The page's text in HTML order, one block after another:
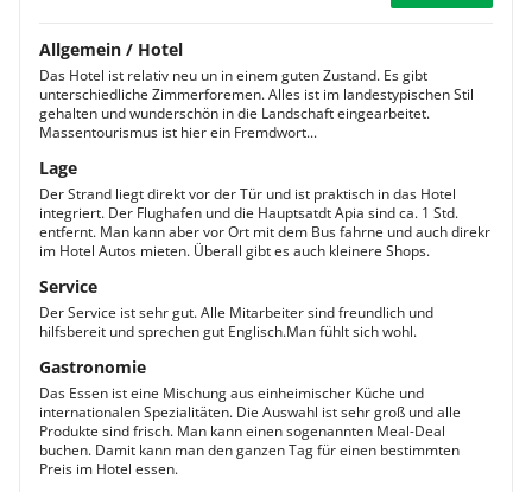
Allgemein / Hotel
Das Hotel ist relativ neu un in einem guten Zustand. Es gibt
unterschiedliche Zimmerforemen. Alles ist im landestypischen Stil
gehalten und wunderschön in die Landschaft eingearbeitet.
Massentourismus ist hier ein Fremdwort...
Lage
Der Strand liegt direkt vor der Tür und ist praktisch in das Hotel
integriert. Der Flughafen und die Hauptsatdt Apia sind ca. 1 Std.
entfernt. Man kann aber vor Ort mit dem Bus fahrne und auch direkr
im Hotel Autos mieten. Überall gibt es auch kleinere Shops.
Service
Der Service ist sehr gut. Alle Mitarbeiter sind freundlich und
hilfsbereit und sprechen gut Englisch.Man fühlt sich wohl.
Gastronomie
Das Essen ist eine Mischung aus einheimischer Küche und
internationalen Spezialitäten. Die Auswahl ist sehr groß und alle
Produkte sind frisch. Man kann einen sogenannten Meal-Deal
buchen. Damit kann man den ganzen Tag für einen bestimmten
Preis im Hotel essen.